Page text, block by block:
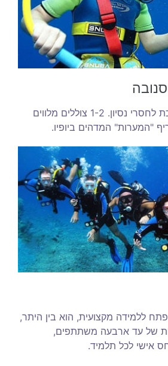
חוויה תת ימית מודרכת לחסרי נסיון. 1-2 צוללים מלווים
"המערות" המדהים ביופיו.
ללמידה מקצועית, הוא בין היתר,
של עד ארבעה משתתפים,
אישי לכל תלמיד.